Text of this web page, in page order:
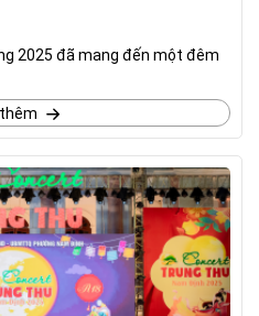
2025 đã mang đến một đêm